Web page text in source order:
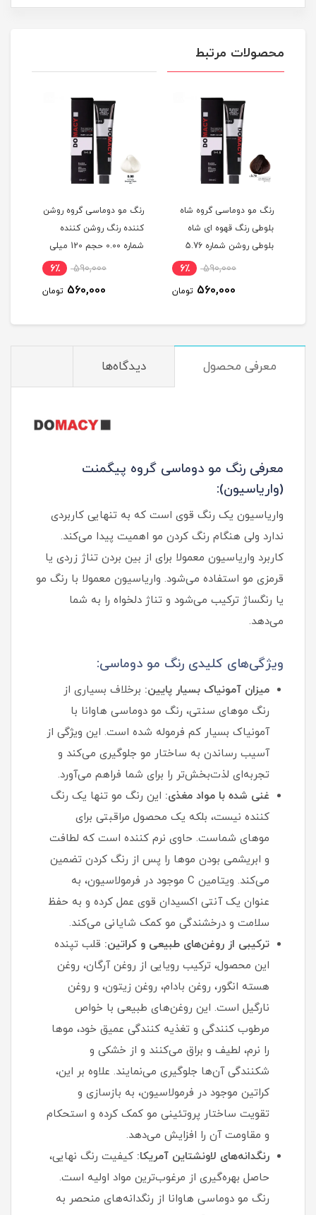
محصولات مرتبط
رنگ مو دوماسی گروه شاه
بلوطی رنگ قهوه ای شاه
بلوطی روشن شماره 5.76
590,000 6٪
560,000 تومان
رنگ مو دوماسی گروه روشن
کننده رنگ روشن کننده
شماره 0.00 حجم 120 میلی
590,000 6٪
560,000 تومان
معرفی محصول دیدگاه‌ها
معرفی رنگ مو دوماسی گروه پیگمنت
(واریاسیون):
واریاسیون یک رنگ قوی است که به تنهایی کاربردی
ندارد ولی هنگام رنگ کردن مو اهمیت پیدا می‌کند.
کاربرد واریاسیون معمولا برای از بین بردن تناژ زردی یا
قرمزی مو استفاده می‌شود. واریاسیون معمولا با رنگ مو
یا رنگساژ ترکیب می‌شود و تناژ دلخواه را به شما
می‌دهد.
ویژگی‌های کلیدی رنگ مو دوماسی:
میزان آمونیاک بسیار پایین: برخلاف بسیاری از
رنگ موهای سنتی، رنگ مو دوماسی هاوانا با
آمونیاک بسیار کم فرموله شده است. این ویژگی از
آسیب رساندن به ساختار مو جلوگیری می‌کند و
تجربه‌ای لذت‌بخش‌تر را برای شما فراهم می‌آورد.
غنی شده با مواد مغذی: این رنگ مو تنها یک رنگ‌
کننده نیست، بلکه یک محصول مراقبتی برای
موهای شماست. حاوی نرم‌ کننده است که لطافت
و ابریشمی بودن موها را پس از رنگ کردن تضمین
می‌کند. ویتامین C موجود در فرمولاسیون، به
عنوان یک آنتی‌ اکسیدان قوی عمل کرده و به حفظ
سلامت و درخشندگی مو کمک شایانی می‌کند.
ترکیبی از روغن‌های طبیعی و کراتین: قلب تپنده
این محصول، ترکیب رویایی از روغن آرگان، روغن
هسته انگور، روغن بادام، روغن زیتون، و روغن
نارگیل است. این روغن‌های طبیعی با خواص
مرطوب‌ کنندگی و تغذیه‌ کنندگی عمیق خود، موها
را نرم، لطیف و براق می‌کنند و از خشکی و
شکنندگی آن‌ها جلوگیری می‌نمایند. علاوه بر این،
کراتین موجود در فرمولاسیون، به بازسازی و
تقویت ساختار پروتئینی مو کمک کرده و استحکام
و مقاومت آن را افزایش می‌دهد.
رنگدانه‌های لاونشتاین آمریکا: کیفیت رنگ نهایی،
حاصل بهره‌گیری از مرغوب‌ترین مواد اولیه است.
رنگ مو دوماسی هاوانا از رنگدانه‌های منحصر به